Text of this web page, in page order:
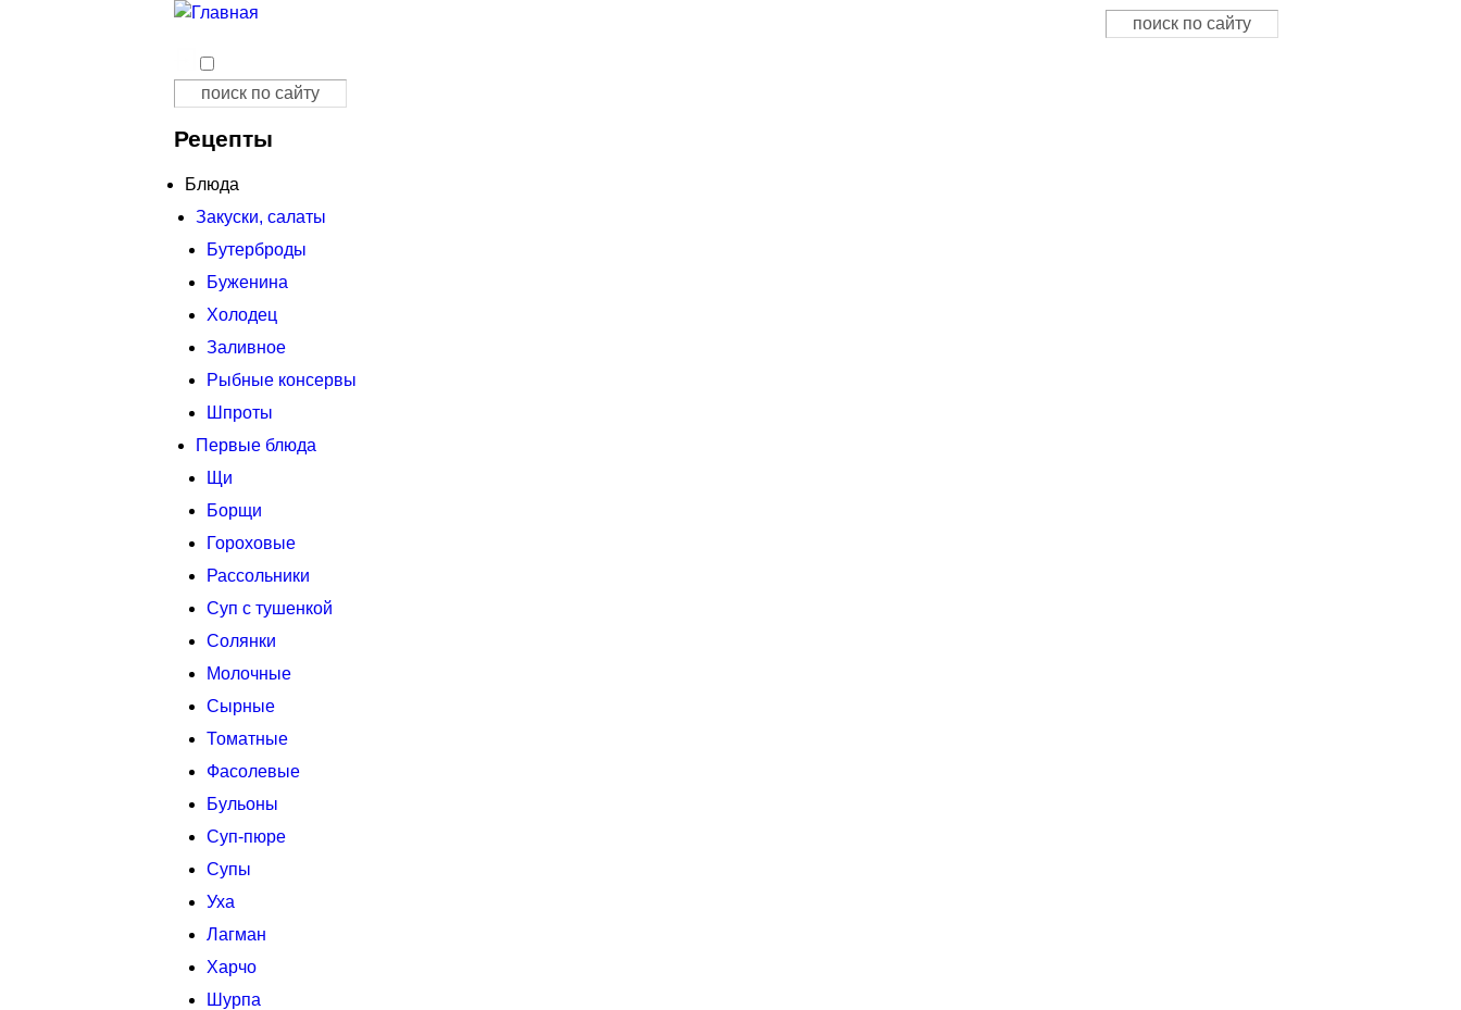
Форма поиска
Поиск
Форма поиска
Поиск
Рецепты
Блюда
Закуски, салаты
Бутерброды
Буженина
Холодец
Заливное
Рыбные консервы
Шпроты
Первые блюда
Щи
Борщи
Гороховые
Рассольники
Суп с тушенкой
Солянки
Молочные
Сырные
Томатные
Фасолевые
Бульоны
Суп-пюре
Супы
Уха
Лагман
Харчо
Шурпа